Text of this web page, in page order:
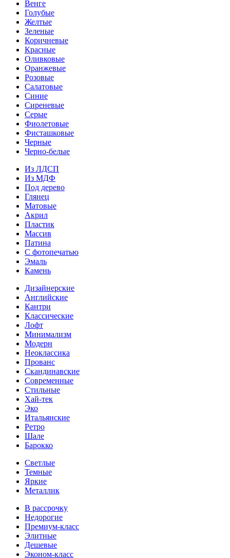
Венге
Голубые
Желтые
Зеленые
Коричневые
Красные
Оливковые
Оранжевые
Розовые
Салатовые
Синие
Сиреневые
Серые
Фиолетовые
Фисташковые
Черные
Черно-белые
Из ЛДСП
Из МДФ
Под дерево
Глянец
Матовые
Акрил
Пластик
Массив
Патина
С фотопечатью
Эмаль
Камень
Дизайнерские
Английские
Кантри
Классические
Лофт
Минимализм
Модерн
Неоклассика
Прованс
Скандинавские
Современные
Стильные
Хай-тек
Эко
Итальянские
Ретро
Шале
Барокко
Светлые
Темные
Яркие
Металлик
В рассрочку
Недорогие
Премиум-класс
Элитные
Дешевые
Эконом-класс